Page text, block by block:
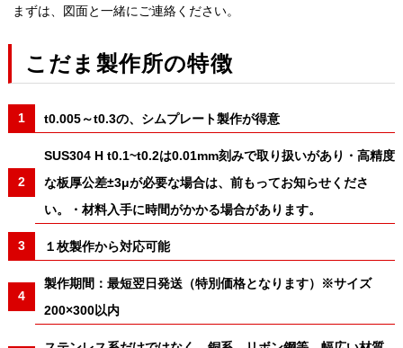
まずは、図面と一緒にご連絡ください。
こだま製作所の特徴
t0.005～t0.3の、シムプレート製作が得意
SUS304 H t0.1~t0.2は0.01mm刻みで取り扱いがあり・高精度
な板厚公差±3μが必要な場合は、前もってお知らせくださ
い。・材料入手に時間がかかる場合があります。
１枚製作から対応可能
製作期間：最短翌日発送（特別価格となります）※サイズ
200×300以内